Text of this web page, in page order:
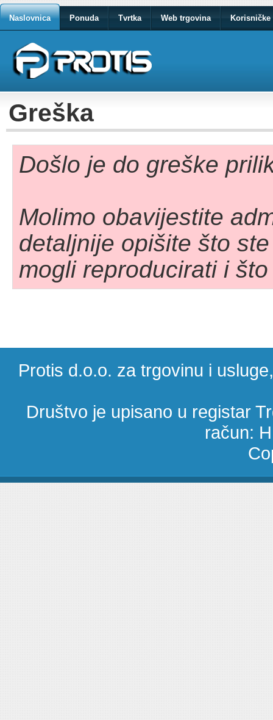
Naslovnica Ponuda Tvrtka Web trgovina Korisničke
Greška
Došlo je do greške
Molimo obavijestite
detaljnije opišite što
mogli reproducirati i
Protis d.o.o. za trgovinu i
Društvo je upisano u registar
račun: